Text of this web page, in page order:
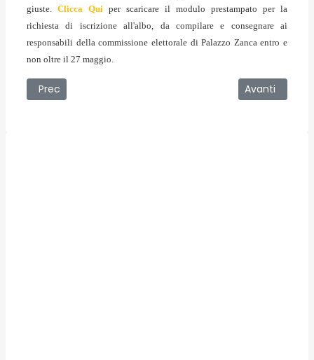
giuste. Clicca Qui per scaricare il modulo prestampato per la
richiesta di iscrizione all'albo, da compilare e consegnare ai
responsabili della commissione elettorale di Palazzo Zanca entro e
non oltre il 27 maggio.
Articolo precedente: 15/05/2008 - Stalking, succede
Prec Articolo
Avanti